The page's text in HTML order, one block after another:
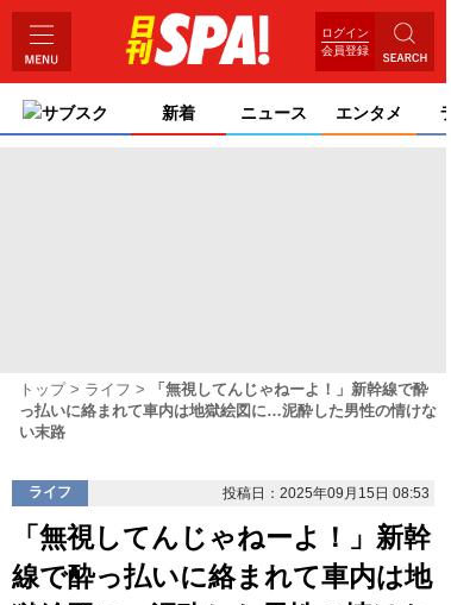
ログイン
会員登録
サブスク 新着 ニュース エンタメ
トップ ライフ
「無視してんじゃねーよ！」新幹線で酔
っ払いに絡まれて車内は地獄絵図に…泥酔した男性の情けな
い末路
ライフ 投稿日：2025年09月15日 08:53
「無視してんじゃねーよ！」新幹
線で酔っ払いに絡まれて車内は地